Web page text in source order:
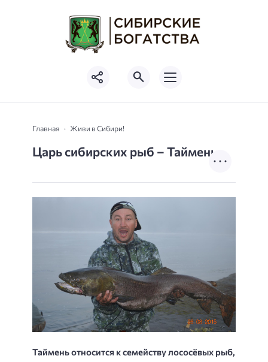
Главная Живи в Сибири!
Царь сибирских рыб – Таймень
Таймень относится к семейству лососёвых рыб,